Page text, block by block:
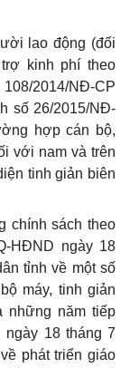
lao động (đối
kinh phí theo
2014/NĐ-CP
số 26/2015/NĐ-
hợp cán bộ,
với nam và trên
tinh giản biên
chính sách theo
HĐND ngày 18
tỉnh về một số
máy, tinh giản
những năm tiếp
ngày 18 tháng 7
phát triển giáo